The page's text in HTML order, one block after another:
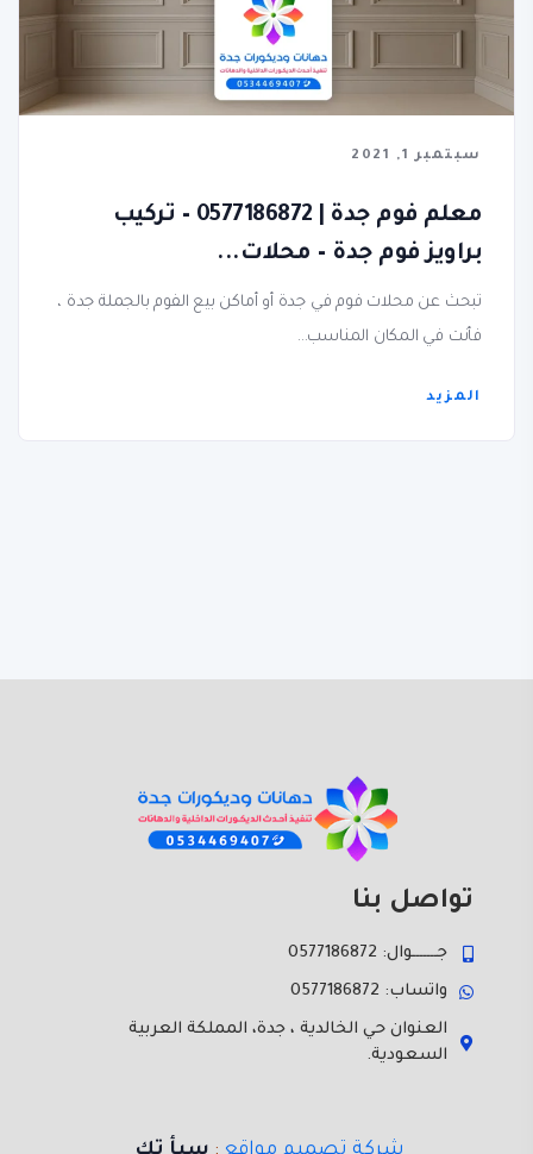
سبتمبر 1, 2021
معلم فوم جدة | 0577186872 – تركيب
براويز فوم جدة – محلات...
تبحث عن محلات فوم في جدة أو أماكن بيع الفوم بالجملة جدة ،
فأنت في المكان المناسب...
المزيد
تواصل بنا
جـــــــوال: 0577186872
واتساب: 0577186872
العنوان حي الخالدية ، جدة، المملكة العربية
السعودية.